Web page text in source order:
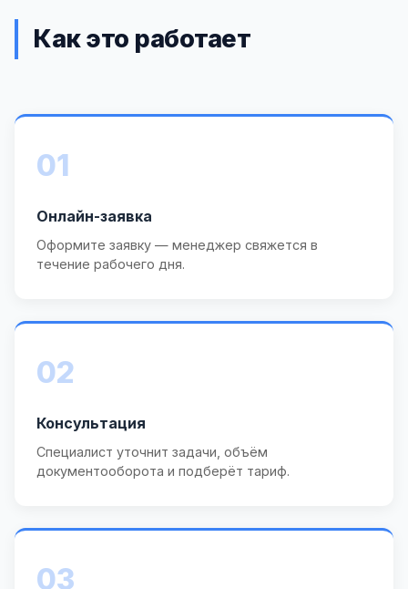
Как это работает
01
Онлайн-заявка
Оформите заявку — менеджер свяжется в
течение рабочего дня.
02
Консультация
Специалист уточнит задачи, объём
документооборота и подберёт тариф.
03